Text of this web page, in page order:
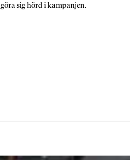
sig hörd i kampanjen.